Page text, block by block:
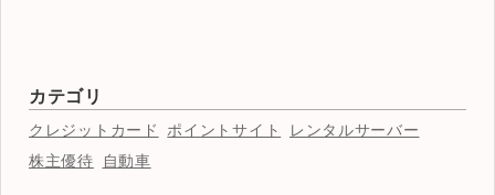
カテゴリ
クレジットカード ポイントサイト
レンタルサーバー
株主優待
自動車